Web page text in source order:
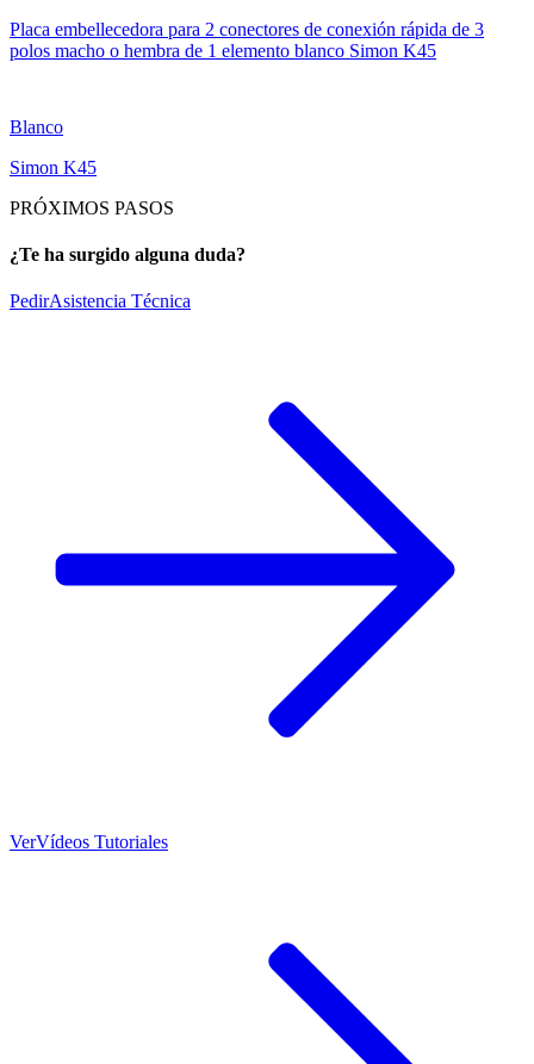
Placa embellecedora para 2 conectores de conexión rápida de 3
polos macho o hembra de 1 elemento blanco Simon K45
Blanco
Simon K45
PRÓXIMOS PASOS
¿Te ha surgido alguna duda?
PedirAsistencia Técnica
VerVídeos Tutoriales